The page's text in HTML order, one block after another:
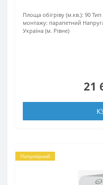
Площа обігріву (м.кв.): 90 Тип
монтажу: парапетний
Україна (м. Рівне)
21
Популярний